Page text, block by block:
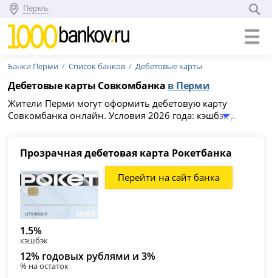
Пермь
Банки Перми Список банков Дебетовые карты
Дебетовые карты Совкомбанка в Перми
Жители Перми могут оформить дебетовую карту
Совкомбанка онлайн. Условия 2026 года: кэшбэк до
заполните заявку на официальном сайте банка. Список
Прозрачная дебетовая карта Рокетбанка,
Бесплатный детский платёжный стикер Халвау,
кэшбэком на категории,с процентом на остаток,Карта
Перми и снимать наличные -
и банкоматов
Прозрачная дебетовая карта Рокетбанка
Перейти на сайт банка
1.5%
кэшбэк
12% годовых рублями и 3%
% на остаток